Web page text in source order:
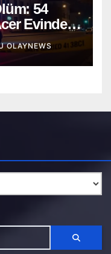
54
Evinde
OLAYNEWS